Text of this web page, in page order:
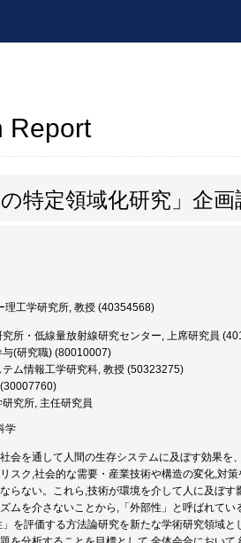
Report
特定領域化研究」企画
理工学研究所, 教授 (40354568)
所・低線量放射線研究センター, 上席研究員
(研究職) (80010007)
ム情報工学研究科, 教授 (50323275)
究所, 主任研究員
学
会を通して人間の生存システムに及ぼす効果
スク,社会的な需要・産業技術や構造の変化,対
らない。これら,技術が環境を介して人に及ぼ
ムを介さないことから,「外部性」と呼ばれてい
を評価する方法論研究を新たな学術研究領域